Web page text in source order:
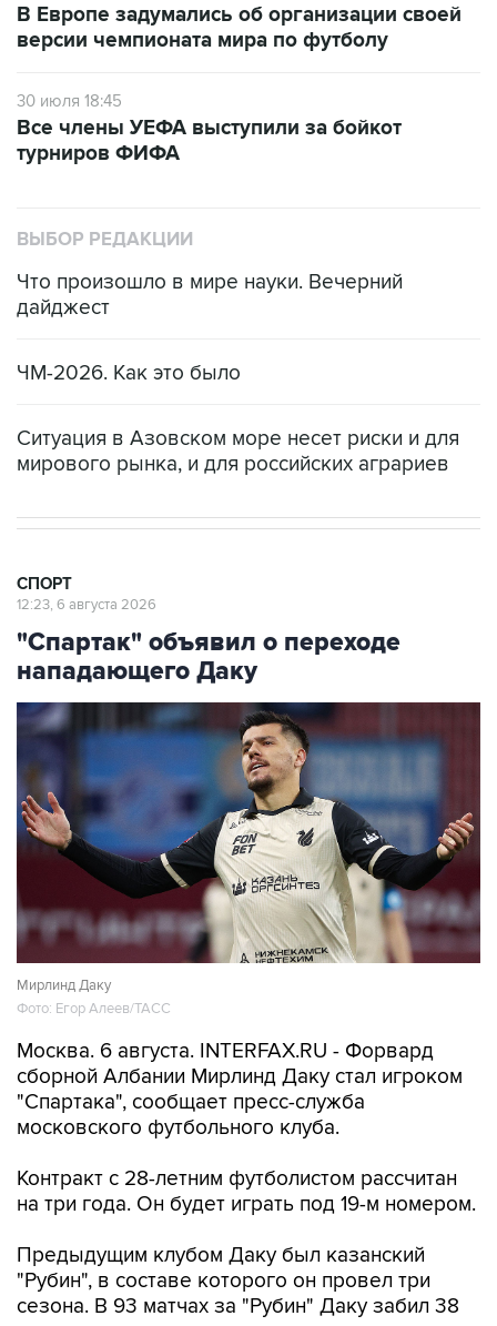
В Европе задумались об организации своей
версии чемпионата мира по футболу
30 июля 18:45
Все члены УЕФА выступили за бойкот
турниров ФИФА
ВЫБОР РЕДАКЦИИ
Что произошло в мире науки. Вечерний
дайджест
ЧМ-2026. Как это было
Ситуация в Азовском море несет риски и для
мирового рынка, и для российских аграриев
СПОРТ
12:23, 6 августа 2026
"Спартак" объявил о переходе
нападающего Даку
Мирлинд Даку
Фото: Егор Алеев/ТАСС
Москва. 6 августа. INTERFAX.RU - Форвард
сборной Албании Мирлинд Даку стал игроком
"Спартака", сообщает пресс-служба
московского футбольного клуба.
Контракт с 28-летним футболистом рассчитан
на три года. Он будет играть под 19-м номером.
Предыдущим клубом Даку был казанский
"Рубин", в составе которого он провел три
сезона. В 93 матчах за "Рубин" Даку забил 38